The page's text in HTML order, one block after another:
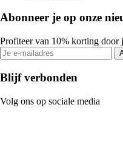
Abonneer je op onze
Profiteer van 10% korting door
Blijf verbonden
Volg ons op sociale media